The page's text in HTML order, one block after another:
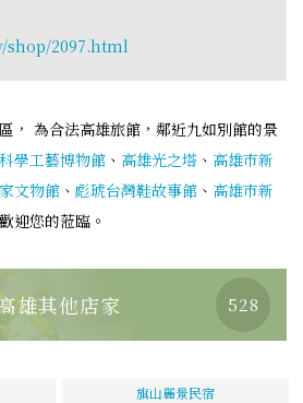
2097.html
， 為合法高雄旅館，鄰近九如別館的景
學工藝博物館 、 高雄光之塔 、 高雄市新
文物館 、 彪琥台灣鞋故事館 、 高雄市新
迎您的蒞臨。
雄其他店家 528
旗山麗景民宿